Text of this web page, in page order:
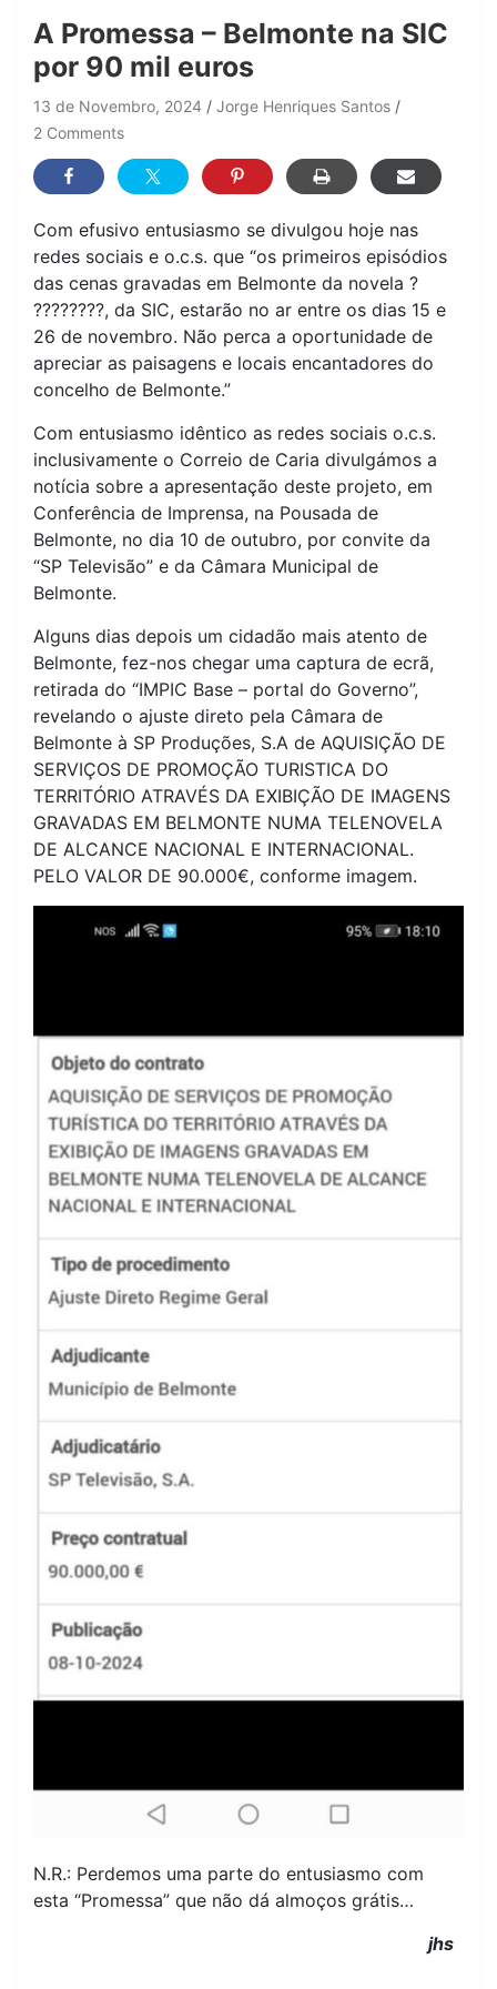
A Promessa – Belmonte na SIC
por 90 mil euros
13 de Novembro, 2024
Jorge Henriques Santos
2 Comments
Com efusivo entusiasmo se divulgou hoje nas
redes sociais e o.c.s. que “os primeiros episódios
das cenas gravadas em Belmonte da novela ?
????????, da SIC, estarão no ar entre os dias 15 e
26 de novembro. Não perca a oportunidade de
apreciar as paisagens e locais encantadores do
concelho de Belmonte.”
Com entusiasmo idêntico as redes sociais o.c.s.
inclusivamente o Correio de Caria divulgámos a
notícia sobre a apresentação deste projeto, em
Conferência de Imprensa, na Pousada de
Belmonte, no dia 10 de outubro, por convite da
“SP Televisão” e da Câmara Municipal de
Belmonte.
Alguns dias depois um cidadão mais atento de
Belmonte, fez-nos chegar uma captura de ecrã,
retirada do “IMPIC Base – portal do Governo”,
revelando o ajuste direto pela Câmara de
Belmonte à SP Produções, S.A de AQUISIÇÃO DE
SERVIÇOS DE PROMOÇÃO TURISTICA DO
TERRITÓRIO ATRAVÉS DA EXIBIÇÃO DE IMAGENS
GRAVADAS EM BELMONTE NUMA TELENOVELA
DE ALCANCE NACIONAL E INTERNACIONAL.
PELO VALOR DE 90.000€, conforme imagem.
N.R.: Perdemos uma parte do entusiasmo com
esta “Promessa” que não dá almoços grátis…
jhs